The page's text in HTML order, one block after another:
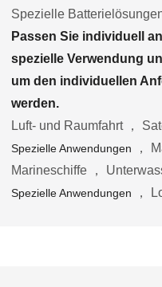
Spezielle
Passen Sie individuell
spezielle Verwendung
um den individuellen
werden.
Luft- und Raumfahrt ，
Spezielle Anwendungen ，
Marineschiffe ，
Spezielle Anwendungen ，